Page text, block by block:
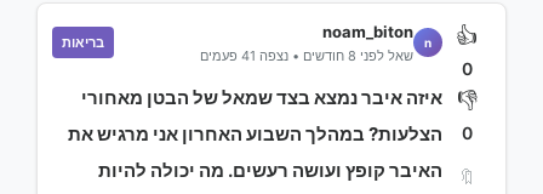
👍
0
👎
0
🔖
n
noam_biton
שאל לפני 8 חודשים • נצפה 41 פעמים
בריאות
איזה איבר נמצא בצד שמאל של הבטן מאחורי
הצלעות? במהלך השבוע האחרון אני מרגיש את
האיבר קופץ ועושה רעשים. מה יכולה להיות